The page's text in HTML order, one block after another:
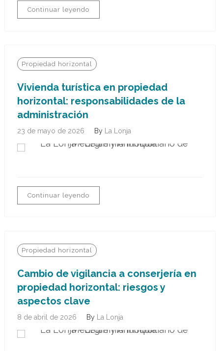
Continuar leyendo
Propiedad horizontal
Vivienda turística en propiedad
horizontal: responsabilidades de la
administración
23 de mayo de 2026 By La Lonja
Continuar leyendo
Propiedad horizontal
Cambio de vigilancia a conserjería en
propiedad horizontal: riesgos y
aspectos clave
8 de abril de 2026 By La Lonja